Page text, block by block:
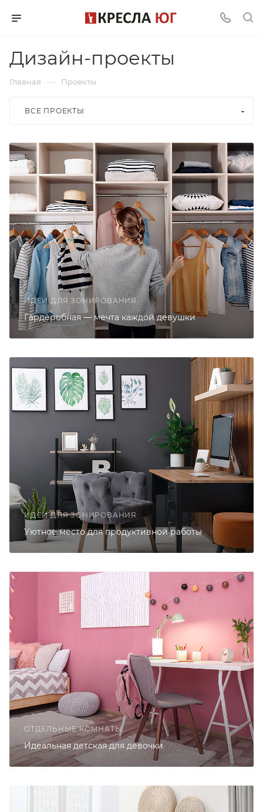
Дизайн-проекты
Главная — Проекты
ВСЕ ПРОЕКТЫ
ИДЕИ ДЛЯ ЗОНИРОВАНИЯ
Гардеробная — мечта каждой девушки
ИДЕИ ДЛЯ ЗОНИРОВАНИЯ
Уютное место для продуктивной работы
ОТДЕЛЬНЫЕ КОМНАТЫ
Идеальная детская для девочки